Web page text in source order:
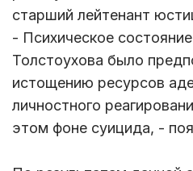
старший лейтенант
- Психическое
Толстоухова было
истощению ресурсов
личностного
этом фоне суицида, -